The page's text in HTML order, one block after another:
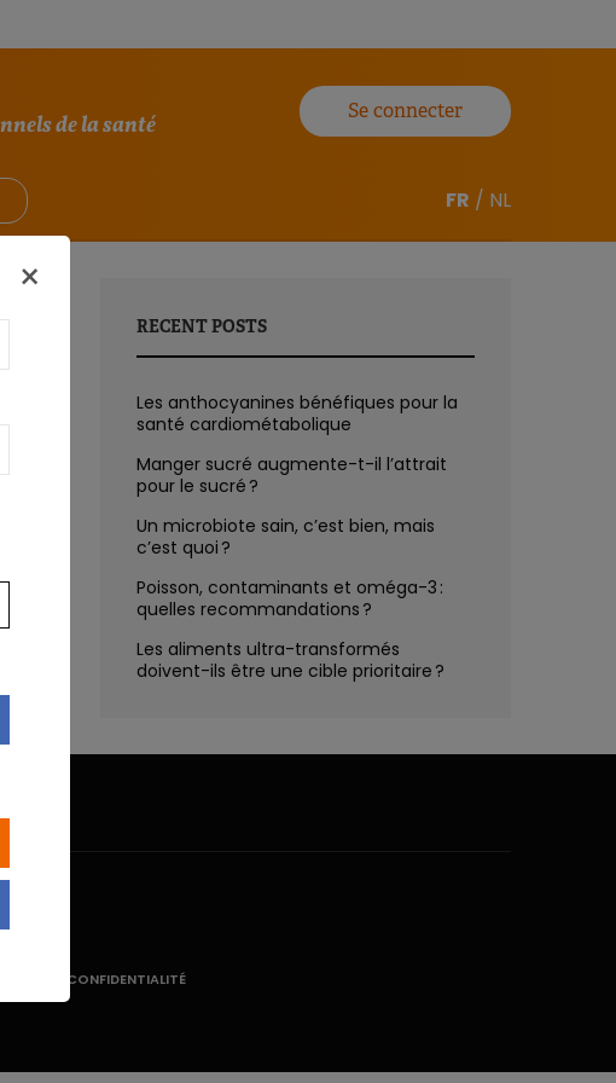
de la santé
Se connecter
FR / NL
RECENT POSTS
Les anthocyanines bénéfiques pour la
santé cardiométabolique
Manger sucré augmente-t-il l’attrait
pour le sucré ?
Un microbiote sain, c’est bien, mais
c’est quoi ?
Poisson, contaminants et oméga-3 :
quelles recommandations ?
Les aliments ultra-transformés
doivent-ils être une cible prioritaire ?
×
DE CONFIDENTIALITÉ